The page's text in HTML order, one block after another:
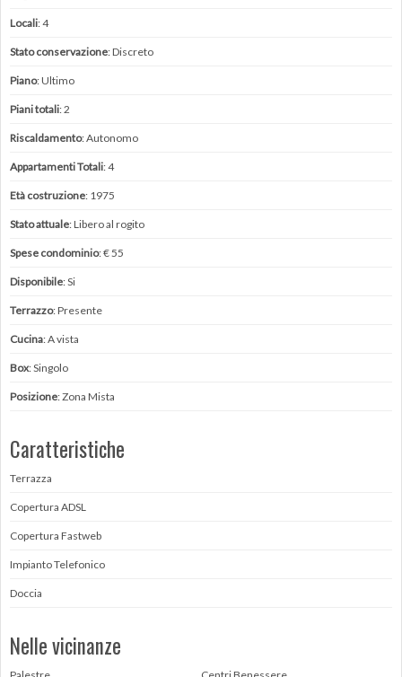
Locali: 4
Stato conservazione: Discreto
Piano: Ultimo
Piani totali: 2
Riscaldamento: Autonomo
Appartamenti Totali: 4
Età costruzione: 1975
Stato attuale: Libero al rogito
Spese condominio: € 55
Disponibile: Si
Terrazzo: Presente
Cucina: A vista
Box: Singolo
Posizione: Zona Mista
Caratteristiche
Terrazza
Copertura ADSL
Copertura Fastweb
Impianto Telefonico
Doccia
Nelle vicinanze